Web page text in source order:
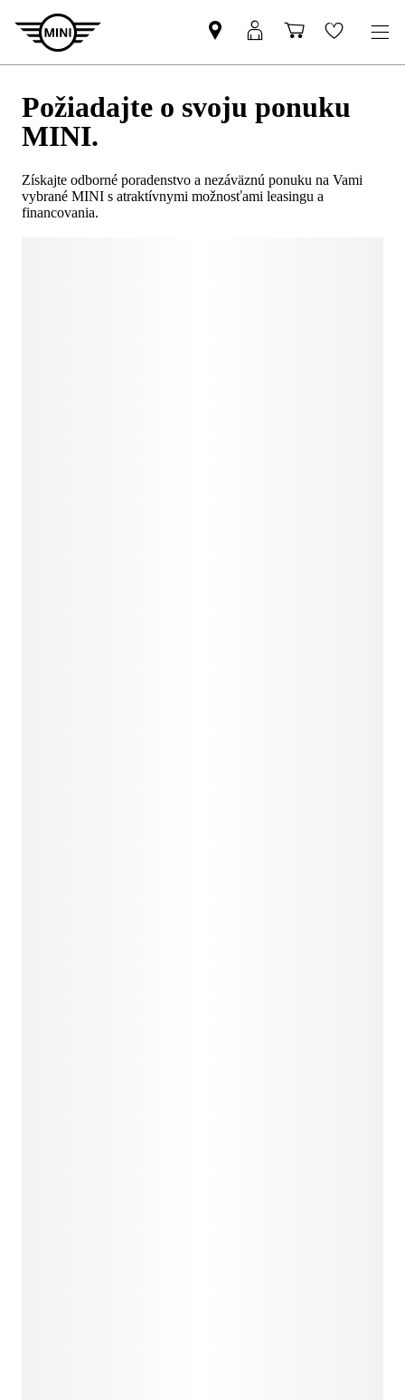
Požiadajte o svoju ponuku
MINI.
Získajte odborné poradenstvo a nezáväznú ponuku na Vami
vybrané MINI s atraktívnymi možnosťami leasingu a
financovania.